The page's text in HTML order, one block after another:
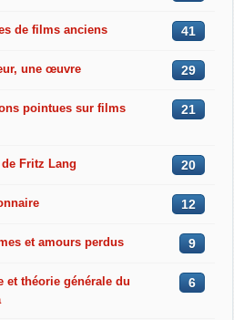
41
de films anciens
29
une œuvre
21
pointues sur films
20
Fritz Lang
12
9
et amours perdus
6
et théorie générale du